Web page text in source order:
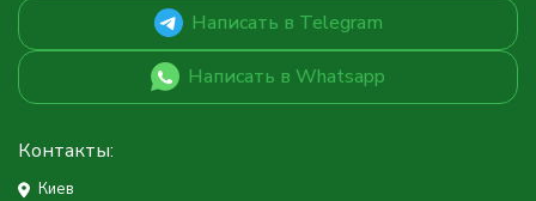
Написать в Telegram
Написать в Whatsapp
Контакты:
Киев